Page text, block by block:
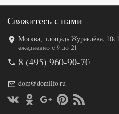
Код товара
546-617
Артикул
8020586
Размер
простыни
160х200
резинке)
Свяжитесь с нами
Москва, площадь Журавлёва, 10с1
ежедневно с 9 до 21
8 (495) 960-90-70
dom@domilfo.ru